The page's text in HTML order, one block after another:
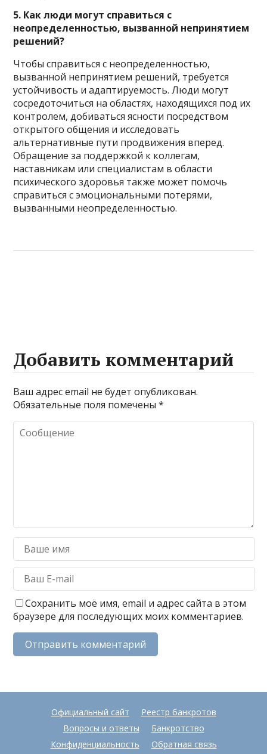
5. Как люди могут справиться с
неопределенностью, вызванной непринятием
решений?
Чтобы справиться с неопределенностью,
вызванной непринятием решений, требуется
устойчивость и адаптируемость. Люди могут
сосредоточиться на областях, находящихся под их
контролем, добиваться ясности посредством
открытого общения и исследовать
альтернативные пути продвижения вперед.
Обращение за поддержкой к коллегам,
наставникам или специалистам в области
психического здоровья также может помочь
справиться с эмоциональными потерями,
вызванными неопределенностью.
Добавить комментарий
Ваш адрес email не будет опубликован.
Обязательные поля помечены*
Сохранить моё имя, email и адрес сайта в этом
браузере для последующих моих комментариев.
Официальный сайт
Реестр банкротов
Вопросы и ответы
Банкротство
Конфиденциальность
Обратная связь